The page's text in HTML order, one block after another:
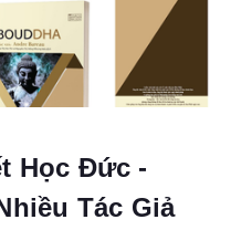
Học Đức -
Tác Giả